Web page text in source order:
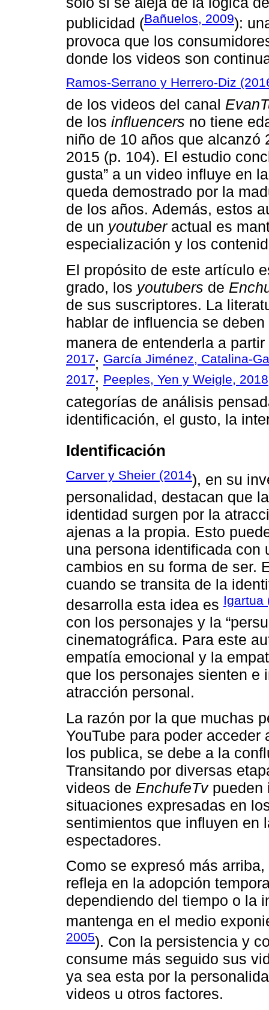
publicidad (Bañuelos, 2009):
provoca que los
donde los videos son
Ramos-Serrano y Herrero-Diz
de los videos del canal
de los influencers no tiene
niño de 10 años que alcanzó
2015 (p. 104). El estudio
gusta” a un video influye en
queda demostrado por la
de los años. Además, estos
de un youtuberactual es
especialización y los
El propósito de este artículo
grado, los youtubers de
de sus suscriptores. La
hablar de influencia se
manera de entenderla a
2017; García Jiménez, Catalina-
2017; Peeples, Yen y Weigle, 2018
categorías de análisis
identificación, el gusto, la
Identificación
Carver y Sheier (2014), en su
personalidad, destacan que
identidad surgen por la
ajenas a la propia. Esto
una persona identificada con
cambios en su forma de ser.
cuando se transita de la
desarrolla esta idea es Igartua
con los personajes y la
cinematográfica. Para este
empatía emocional y la
que los personajes sienten e
atracción personal.
La razón por la que muchas
YouTube para poder
los publica, se debe a la
Transitando por diversas
videos de EnchufeTvpueden
situaciones expresadas en
sentimientos que influyen en
espectadores.
Como se expresó más
refleja en la adopción
dependiendo del tiempo o la
mantenga en el medio
2005). Con la persistencia y
consume más seguido sus
ya sea esta por la
videos u otros factores.